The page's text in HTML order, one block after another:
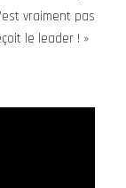
vraiment pas
le leader ! »